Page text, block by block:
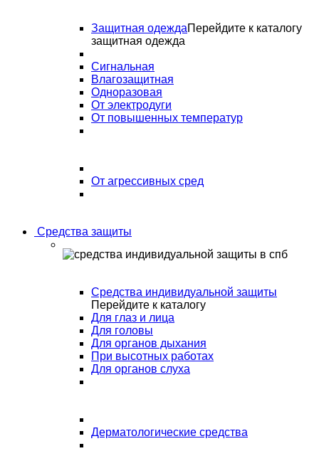
Защитная одеждаПерейдите к каталогу
защитная одежда
Сигнальная
Влагозащитная
Одноразовая
От электродуги
От повышенных температур
От агрессивных сред
Средства защиты
Средства индивидуальной защиты
Перейдите к каталогу
Для глаз и лица
Для головы
Для органов дыхания
При высотных работах
Для органов слуха
Дерматологические средства